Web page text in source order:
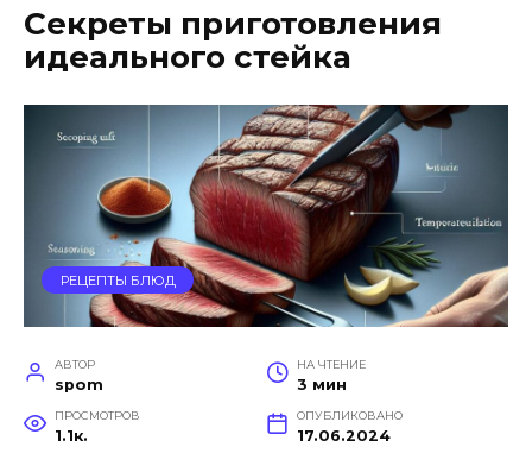
Секреты приготовления
идеального стейка
РЕЦЕПТЫ БЛЮД
АВТОР
spom
НА ЧТЕНИЕ
3 мин
ПРОСМОТРОВ
1.1к.
ОПУБЛИКОВАНО
17.06.2024